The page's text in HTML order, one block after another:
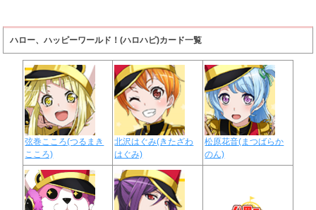
ハロー、ハッピーワールド！(ハロハピ)カード一覧
弦巻こころ(つるまき
こころ)
北沢はぐみ(きたざわ
はぐみ)
松原花音(まつばらか
のん)